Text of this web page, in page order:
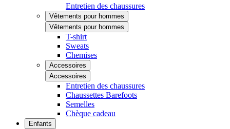
Entretien des chaussures
Vêtements pour hommes
Vêtements pour hommes
T-shirt
Sweats
Chemises
Accessoires
Accessoires
Entretien des chaussures
Chaussettes Barefoots
Semelles
Chèque cadeau
Enfants